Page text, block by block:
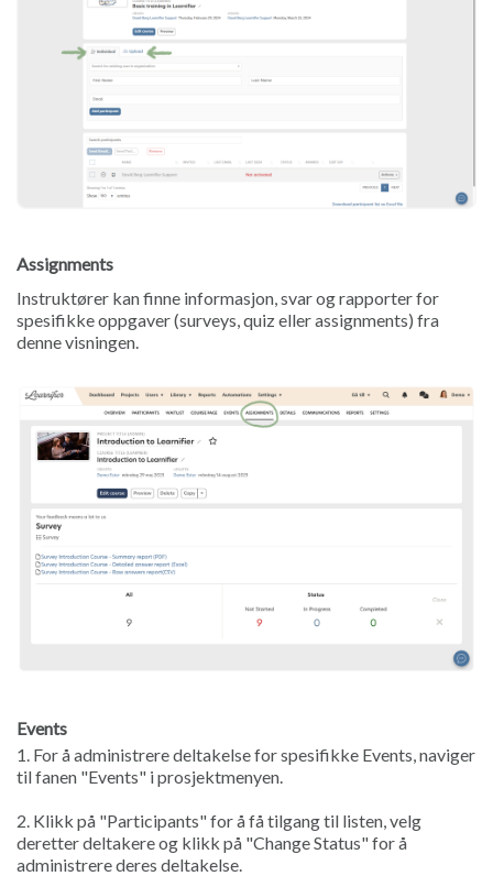
Assignments
Instruktører kan finne informasjon, svar og rapporter for
spesifikke oppgaver (surveys, quiz eller assignments) fra
denne visningen.
Events
1. For å administrere deltakelse for spesifikke Events, naviger
til fanen "Events" i prosjektmenyen.
2. Klikk på "Participants" for å få tilgang til listen, velg
deretter deltakere og klikk på "Change Status" for å
administrere deres deltakelse.